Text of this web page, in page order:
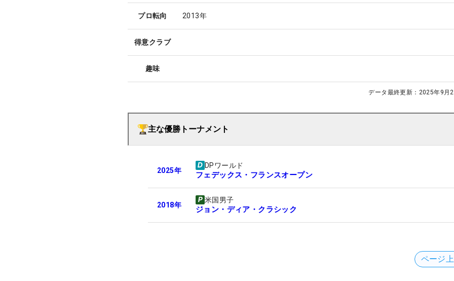
プロ転向 2013年
得意クラブ
趣味
データ最終更新： 2025年9月
主な優勝トーナメント
2025年
DPワールド
フェデックス・フランスオープン
2018年
米国男子
ジョン・ディア・クラシック
ページ